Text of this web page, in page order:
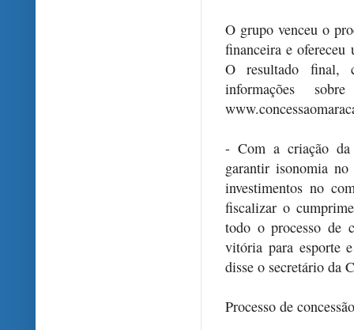
O grupo venceu o
financeira e
O resultado final,
informações
- Com a criação da
garantir isonomia
investimentos no
fiscalizar o
todo o processo de
vitória para esporte
disse o secretário da
Processo de concessão